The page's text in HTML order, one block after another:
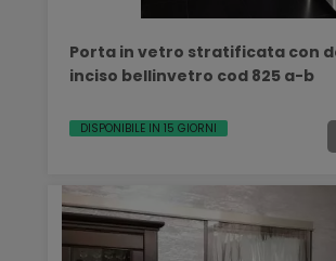
Porta in vetro stratificata con
inciso bellinvetro cod 825 a-b
DISPONIBILE IN 15 GIORNI